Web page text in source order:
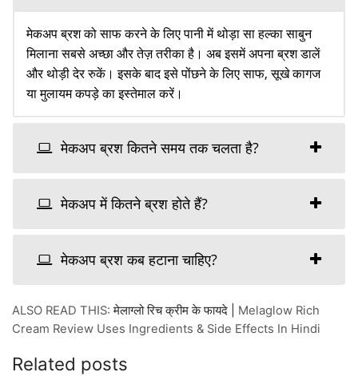
मेकअप ब्रश को साफ करने के लिए पानी में थोड़ा सा हल्का साबुन
मिलाना सबसे अच्छा और तेज़ तरीका है। अब इसमें अपना ब्रश डालें
और थोड़ी देर रुकें। इसके बाद इसे पोंछने के लिए साफ, सूखे कागज
या मुलायम कपड़े का इस्तेमाल करें।
मेकअप ब्रश कितने समय तक चलता है?
मेकअप में कितने ब्रश होते हैं?
मेकअप ब्रश कब हटाना चाहिए?
ALSO READ THIS:मेलाग्लो रिच क्रीम के फायदे |
Melaglow Rich
Cream Review Uses Ingredients & Side Effects In Hindi
Related posts